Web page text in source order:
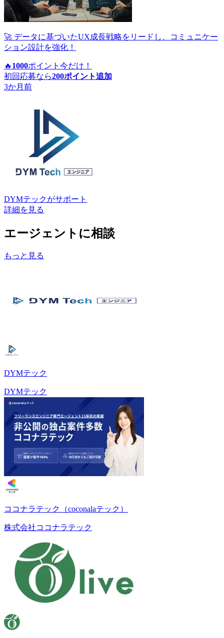
🚀 データに基づいたUX成長戦略をリードし、コミュニケー
ション設計を強化！
🔥 1000ポイント 今だけ！
初回応募なら200ポイント追加
3か月前
DYMテックがサポート
詳細を見る
エージェントに相談
もっと見る
DYMテック
DYMテック
ココナラテック（coconalaテック）
株式会社ココナラテック